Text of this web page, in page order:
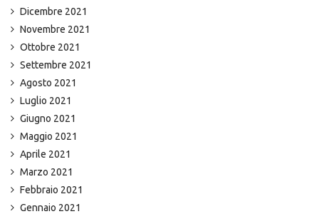
Dicembre 2021
Novembre 2021
Ottobre 2021
Settembre 2021
Agosto 2021
Luglio 2021
Giugno 2021
Maggio 2021
Aprile 2021
Marzo 2021
Febbraio 2021
Gennaio 2021